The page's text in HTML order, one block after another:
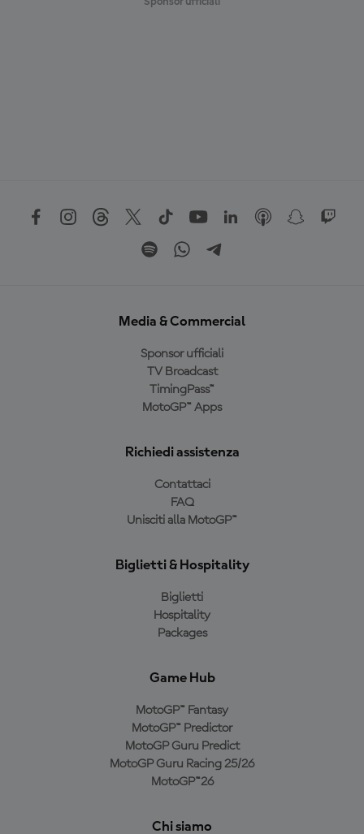
Media & Commercial
Sponsor ufficiali
TV Broadcast
TimingPass™
MotoGP™ Apps
Richiedi assistenza
Contattaci
FAQ
Unisciti alla MotoGP™
Biglietti & Hospitality
Biglietti
Hospitality
Packages
Game Hub
MotoGP™ Fantasy
MotoGP™ Predictor
MotoGP Guru Predict
MotoGP Guru Racing 25/26
MotoGP™26
Chi siamo